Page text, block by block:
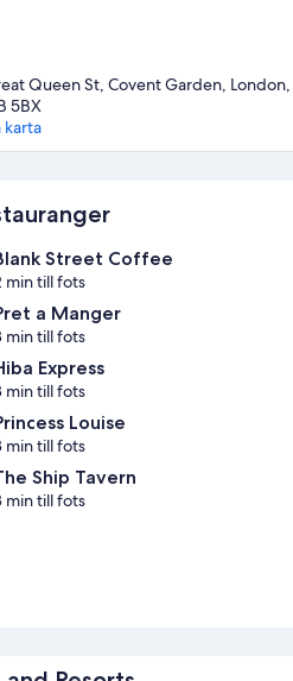
Queen St, Covent Garden,
5BX
karta
Street Coffee
min till fots
a Manger
min till fots
Express
min till fots
Louise
min till fots
Ship Tavern
min till fots